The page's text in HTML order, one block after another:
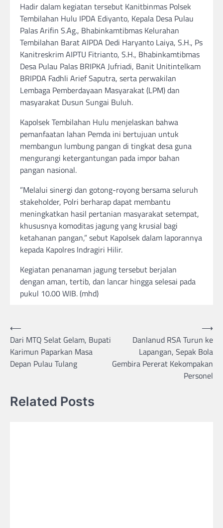
​Hadir dalam kegiatan tersebut Kanitbinmas Polsek
Tembilahan Hulu IPDA Ediyanto, Kepala Desa Pulau
Palas Arifin S.Ag., Bhabinkamtibmas Kelurahan
Tembilahan Barat AIPDA Dedi Haryanto Laiya, S.H., Ps
Kanitreskrim AIPTU Fitrianto, S.H., Bhabinkamtibmas
Desa Pulau Palas BRIPKA Jufriadi, Banit Unitintelkam
BRIPDA Fadhli Arief Saputra, serta perwakilan
Lembaga Pemberdayaan Masyarakat (LPM) dan
masyarakat Dusun Sungai Buluh.
​Kapolsek Tembilahan Hulu menjelaskan bahwa
pemanfaatan lahan Pemda ini bertujuan untuk
membangun lumbung pangan di tingkat desa guna
mengurangi ketergantungan pada impor bahan
pangan nasional.
​”Melalui sinergi dan gotong-royong bersama seluruh
stakeholder, Polri berharap dapat membantu
meningkatkan hasil pertanian masyarakat setempat,
khususnya komoditas jagung yang krusial bagi
ketahanan pangan,” sebut Kapolsek dalam laporannya
kepada Kapolres Indragiri Hilir.
​Kegiatan penanaman jagung tersebut berjalan
dengan aman, tertib, dan lancar hingga selesai pada
pukul 10.00 WIB. (mhd)
Post
navigation
⟵
Dari MTQ Selat Gelam, Bupati
Karimun Paparkan Masa
Depan Pulau Tulang
Danlanud RSA Turun ke
Lapangan, Sepak Bola
Gembira Pererat Kekompakan
Personel
⟶
Related Posts